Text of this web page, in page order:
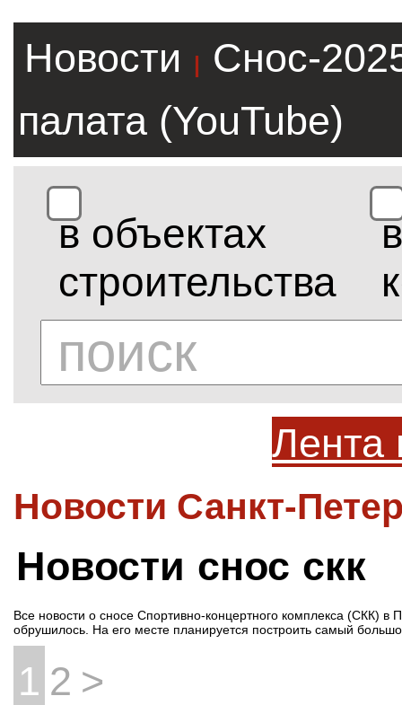
Новости |
Снос-
палата (YouTube)
в объектах
строительства
в
Лента
Новости Санкт-
Новости снос скк
Все новости о сносе Спортивно-концертного комплекса (СКК) в
обрушилось. На его месте планируется построить самый
1 2 >